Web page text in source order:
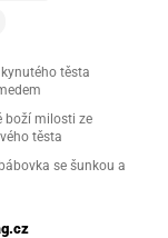
těsta
boží milosti ze
těsta
se šunkou a